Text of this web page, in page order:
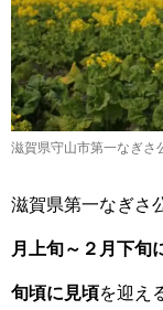
滋賀県守山市第一なぎさ
滋賀県第一なぎさ
月上旬～２月下旬
旬頃に見頃を迎え